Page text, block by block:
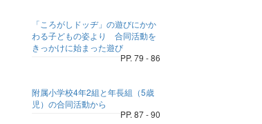
「ころがしドッヂ」の遊びにかか
わる子どもの姿より 合同活動を
きっかけに始まった遊び
PP. 79 - 86
附属小学校4年2組と年長組（5歳
児）の合同活動から
PP. 87 - 90